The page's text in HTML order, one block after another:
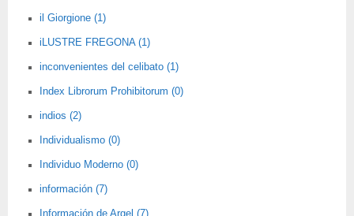
il Giorgione (1)
iLUSTRE FREGONA (1)
inconvenientes del celibato (1)
Index Librorum Prohibitorum (0)
indios (2)
Individualismo (0)
Individuo Moderno (0)
información (7)
Información de Argel (7)